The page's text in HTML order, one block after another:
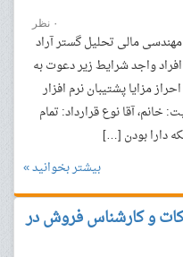
۰ نظر
مالی تحلیل گستر آراد
واجد شرایط زیر دعوت به
مزایا پشتیبان نرم افزار
آقا نوع قرارداد: تمام
بیشتر بخوانید »
و کارشناس فروش در